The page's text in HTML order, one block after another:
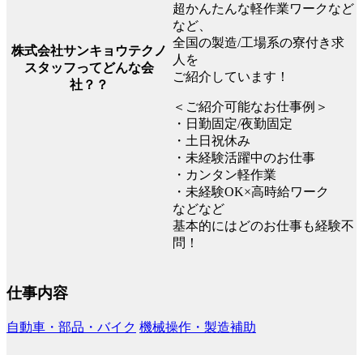
株式会社サンキョウテクノ
スタッフってどんな会
社？？
超かんたんな軽作業ワークなど
など、
全国の製造/工場系の寮付き求
人を
ご紹介しています！
＜ご紹介可能なお仕事例＞
・日勤固定/夜勤固定
・土日祝休み
・未経験活躍中のお仕事
・カンタン軽作業
・未経験OK×高時給ワーク
などなど
基本的にはどのお仕事も経験不
問！
仕事内容
自動車・部品・バイク 機械操作・製造補助